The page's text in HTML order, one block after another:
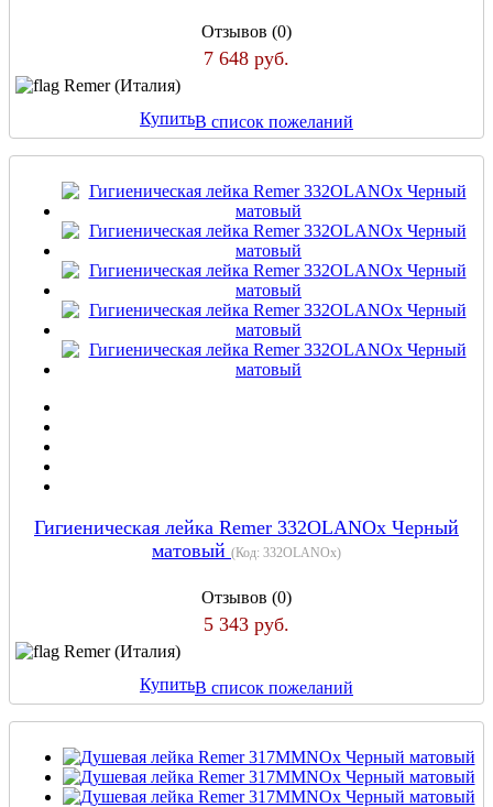
Отзывов (0)
7 648 руб.
Remer (Италия)
КупитьВ список пожеланий
Гигиеническая лейка Remer 332OLANOx Черный
матовый (Код: 332OLANOx)
Отзывов (0)
5 343 руб.
Remer (Италия)
КупитьВ список пожеланий